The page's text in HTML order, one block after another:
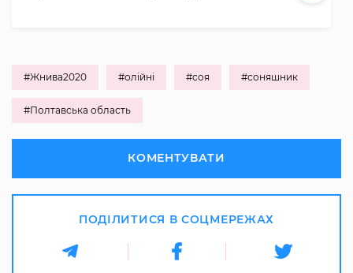
#Жнива2020 #олійні #соя #соняшник
#Полтавська область
КОМЕНТУВАТИ
ПОДІЛИТИСЯ В СОЦМЕРЕЖАХ